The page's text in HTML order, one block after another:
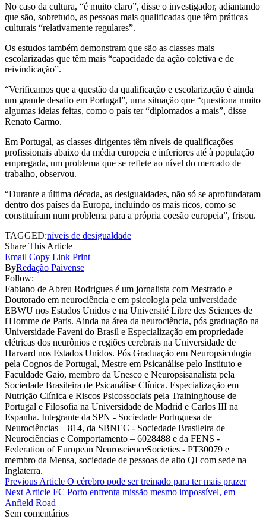
No caso da cultura, “é muito claro”, disse o investigador, adiantando
que são, sobretudo, as pessoas mais qualificadas que têm práticas
culturais “relativamente regulares”.
Os estudos também demonstram que são as classes mais
escolarizadas que têm mais “capacidade da ação coletiva e de
reivindicação”.
“Verificamos que a questão da qualificação e escolarização é ainda
um grande desafio em Portugal”, uma situação que “questiona muito
algumas ideias feitas, como o país ter “diplomados a mais”, disse
Renato Carmo.
Em Portugal, as classes dirigentes têm níveis de qualificações
profissionais abaixo da média europeia e inferiores até à população
empregada, um problema que se reflete ao nível do mercado de
trabalho, observou.
“Durante a última década, as desigualdades, não só se aprofundaram
dentro dos países da Europa, incluindo os mais ricos, como se
constituíram num problema para a própria coesão europeia”, frisou.
TAGGED:níveis de desigualdade
Share This Article
Email Copy Link Print
ByRedação Paivense
Follow:
Fabiano de Abreu Rodrigues é um jornalista com Mestrado e
Doutorado em neurociência e em psicologia pela universidade
EBWU nos Estados Unidos e na Université Libre des Sciences de
l'Homme de Paris. Ainda na área da neurociência, pós graduação na
Universidade Faveni do Brasil e Especialização em propriedade
elétricas dos neurônios e regiões cerebrais na Universidade de
Harvard nos Estados Unidos. Pós Graduação em Neuropsicologia
pela Cognos de Portugal, Mestre em Psicanálise pelo Instituto e
Faculdade Gaio, membro da Unesco e Neuropsisanalista pela
Sociedade Brasileira de Psicanálise Clínica. Especialização em
Nutrição Clínica e Riscos Psicossociais pela Traininghouse de
Portugal e Filosofia na Universidade de Madrid e Carlos III na
Espanha. Integrante da SPN - Sociedade Portuguesa de
Neurociências – 814, da SBNEC - Sociedade Brasileira de
Neurociências e Comportamento – 6028488 e da FENS -
Federation of European NeuroscienceSocieties - PT30079 e
membro da Mensa, sociedade de pessoas de alto QI com sede na
Inglaterra.
Previous Article O cérebro pode ser treinado para ter mais prazer
Next Article FC Porto enfrenta missão mesmo impossível, em
Anfield Road
Sem comentários